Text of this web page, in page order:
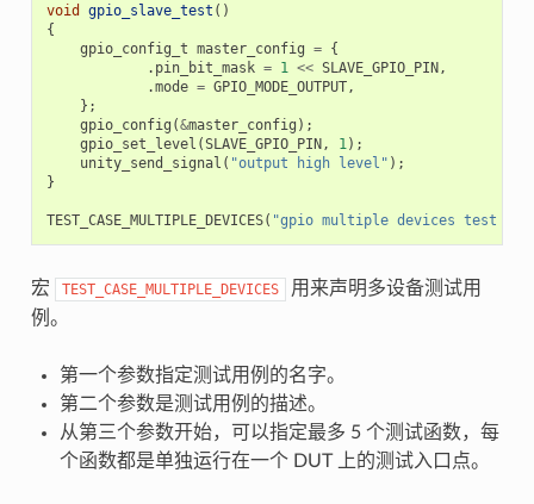
void gpio_slave_test ()
{
gpio_config_t master_config = {
. pin_bit_mask = 1 << SLAVE_GPIO_PIN,
.mode = GPIO_MODE_OUTPUT,
};
gpio_config (&master_config );
gpio_set_level (SLAVE_GPIO_PIN, 1);
unity_send_signal ( "output high level" );
}
TEST_CASE_MULTIPLE_DEVICES( "gpio multiple devices test
宏 TEST_CASE_MULTIPLE_DEVICES
用来声明多设备测试用
例。
第一个参数指定测试用例的名字。
第二个参数是测试用例的描述。
从第三个参数开始，可以指定最多 5 个测试函数，每
个函数都是单独运行在一个 DUT 上的测试入口点。